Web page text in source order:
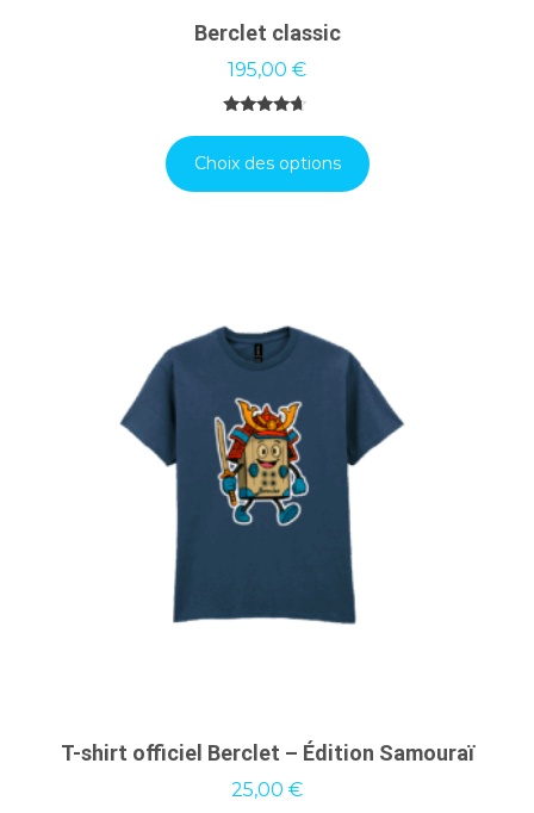
Berclet classic
195,00 €
sur 5
Choix des options
T-shirt officiel Berclet – Édition Samouraï
25,00 €